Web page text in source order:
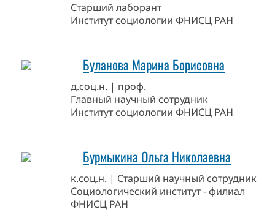
Старший лаборант
Институт социологии ФНИСЦ РАН
Буланова Марина Борисовна
д.соц.н. | проф.
Главный научный сотрудник
Институт социологии ФНИСЦ РАН
Бурмыкина Ольга Николаевна
к.соц.н. | Старший научный сотрудник
Социологический институт - филиал
ФНИСЦ РАН